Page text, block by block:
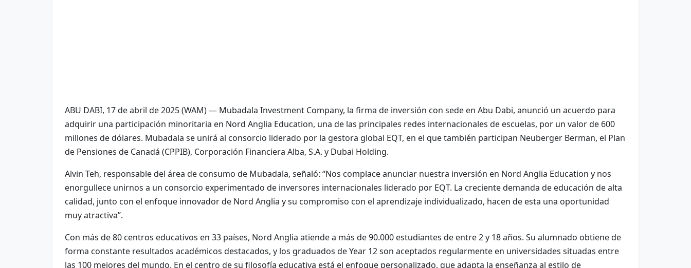
ABU DABI, 17 de abril de 2025 (WAM) — Mubadala Investment Company, la firma de inversión con sede en Abu Dabi, anunció un acuerdo para
adquirir una participación minoritaria en Nord Anglia Education, una de las principales redes internacionales de escuelas, por un valor de 600
millones de dólares. Mubadala se unirá al consorcio liderado por la gestora global EQT, en el que también participan Neuberger Berman, el Plan
de Pensiones de Canadá (CPPIB), Corporación Financiera Alba, S.A. y Dubai Holding.
Alvin Teh, responsable del área de consumo de Mubadala, señaló: “Nos complace anunciar nuestra inversión en Nord Anglia Education y nos
enorgullece unirnos a un consorcio experimentado de inversores internacionales liderado por EQT. La creciente demanda de educación de alta
calidad, junto con el enfoque innovador de Nord Anglia y su compromiso con el aprendizaje individualizado, hacen de esta una oportunidad
muy atractiva”.
Con más de 80 centros educativos en 33 países, Nord Anglia atiende a más de 90.000 estudiantes de entre 2 y 18 años. Su alumnado obtiene de
forma constante resultados académicos destacados, y los graduados de Year 12 son aceptados regularmente en universidades situadas entre
las 100 mejores del mundo. En el centro de su filosofía educativa está el enfoque personalizado, que adapta la enseñanza al estilo de